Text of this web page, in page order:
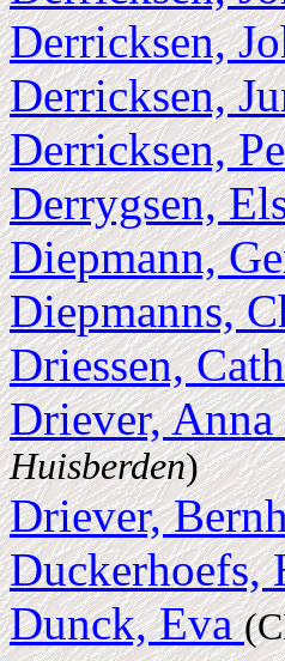
Derricksen,
Derricksen,
Derricksen,
Derrygsen,
Diepmann,
Diepmanns,
Driessen,
Driever, Anna
Huisberden)
Driever,
Duckerhoefs,
Dunck, Eva